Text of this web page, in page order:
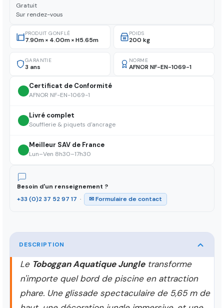
Gratuit
Sur rendez-vous
PRODUIT GONFLÉ
7.90m × 4.00m × H5.65m
POIDS
200 kg
GARANTIE
3 ans
NORME
AFNOR NF-EN-1069-1
Certificat de Conformité
AFNOR NF-EN-1069-1
Livré complet
Soufflerie & piquets d'ancrage
Meilleur SAV de France
Lun–Ven 8h30–17h30
Besoin d'un renseignement ?
+33 (0)2 37 52 97 17 · ✉ Formulaire de contact
DESCRIPTION
Le Toboggan Aquatique Jungletransforme
n'importe quel bord de piscine en attraction
phare. Une glissade spectaculaire de 5,65 m de